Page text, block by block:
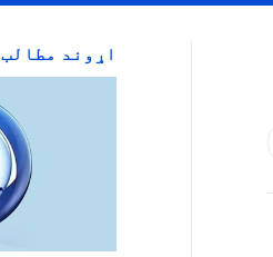
اړوند مطالب